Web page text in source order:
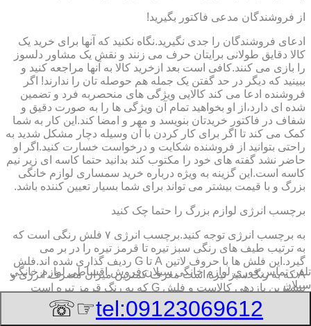
از فروشندگان مدعی فاکتور بگیرید!
ادعای فروشندگان را جدی نگیرید.نگاه نکنید که آنها برای خرید یک
کالا دقایق طولانی برایتان حرف می زنند و نقش یک مشاور دلسوز
را بازی می کنند.کافی است بعد ازخرید کالا به آنها مراجعه کنید و
ببینید که دیگر در حد گفتن یک جمله هم حوصله تان را ندارند! اگر
فروشنده ادعا می کند کالایی ویژگی های منحصربه فرد و تضمین
شده ای دارد،از او بخواهید تمام آن ویژگی ها را به صورت دقیق و
شفاف در فاکتور خریدتان بنویسد و مهر و امضا کند.این کار به شما
کمک می کند تا اگر برای کار کردن با آن وسیله دچار مشکل شدید به
راحتی بتوانید از فروشنده شکایت و درخواست خسارت کنید.اگر او
حاضر نشد گفته های خود را مکتوب کند بدانید حتما کاسه ای زیر نیم
کاسه است.این گزینه به ویژه درباره خرید سمساری لوازم خانگی
بزرگ و با قیمت بیشتر می تواند برای شما بسیار تعیین کننده باشد.
برچسب انرژی لوازم بزرگ را حتما چک کنید
به برچسب انرژی توجه کنید.برچسب انرژی ٧ فلش رنگی است که
به ترتیب طیف های رنگی سبز تیره تا قرمز تیره را در بر می
گیرد.این فلش ها با حروف لاتین A تا G ردیف گذاری شده اند.فلش
A که به رنگ سبز تیره است معرف کمترین میزان مصرف انرژی و
بیشترین بازدهی کالاست و فلش G که به رنگ قرمز تیره است
معرف بیشترین میزان مصرف انرژی و کمترین بازدهی است.هرچه
درجه کیفیت مصرف انرژی وسیله به گزینه A نزدیک تر باشد وسیله
تلفن تماس فوری لوازم خانگی سبلان,فروش اقساطی لوازم خانگی
سبلان
tel:09123069612
☞☏